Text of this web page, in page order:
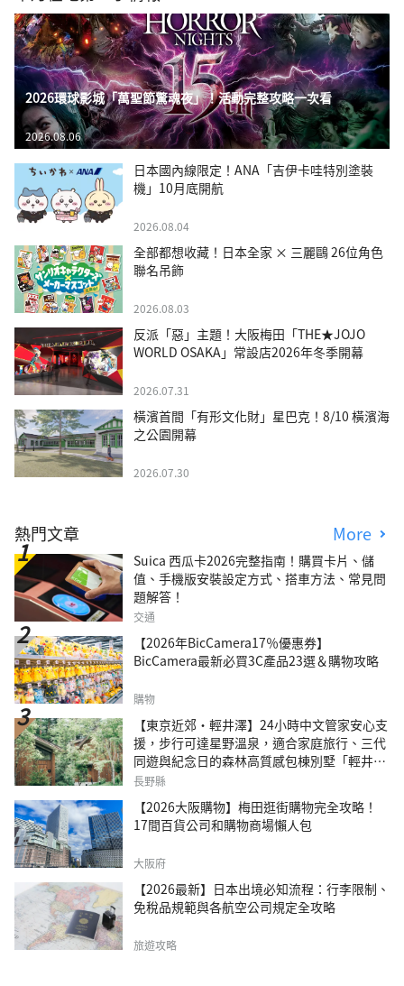
2026環球影城「萬聖節驚魂夜」！活動完整攻略一次看
2026.08.06
日本國內線限定！ANA「吉伊卡哇特別塗裝
機」10月底開航
2026.08.04
全部都想收藏！日本全家 × 三麗鷗 26位角色
聯名吊飾
2026.08.03
反派「惡」主題！大阪梅田「THE★JOJO
WORLD OSAKA」常設店2026年冬季開幕
2026.07.31
橫濱首間「有形文化財」星巴克！8/10 橫濱海
之公園開幕
2026.07.30
熱門文章 More
Suica 西瓜卡2026完整指南！購買卡片、儲
值、手機版安裝設定方式、搭車方法、常見問
題解答！
交通
【2026年BicCamera17％優惠券】
BicCamera最新必買3C產品23選＆購物攻略
購物
【東京近郊・輕井澤】24小時中文管家安心支
援，步行可達星野溫泉，適合家庭旅行、三代
同遊與紀念日的森林高質感包棟別墅「輕井澤
森四季VILLA」
長野縣
【2026大阪購物】梅田逛街購物完全攻略！
17間百貨公司和購物商場懶人包
大阪府
【2026最新】日本出境必知流程：行李限制、
免稅品規範與各航空公司規定全攻略
旅遊攻略